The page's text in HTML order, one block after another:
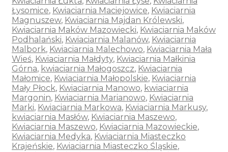
Łysomice, Kwiaciarnia Maciejowice, Kwiaciarnia
Magnuszew, Kwiaciarnia Majdan Królewski,
Kwiaciarnia Maków Mazowiecki, Kwiaciarnia Maków
Podhalański, Kwiaciarnia Malanów, Kwiaciarnia
Malbork, Kwiaciarnia Malechowo, Kwiaciarnia Mała
Wieś, Kwiaciarnia Małdyty, Kwiaciarnia Małkinia
Górna, kwiaciarnia Małogoszcz, Kwiaciarnia
Małomice, Kwiaciarnia Małopolskie, Kwiaciarnia
Mały Płock, Kwiaciarnia Manowo, kwiaciarnia
Margonin, Kwiaciarnia Marianowo, Kwiaciarnia
Marki, Kwiaciarnia Markowa, Kwiaciarnia Markusy,
kwiaciarnia Masłów, Kwiaciarnia Maszewo,
Kwiaciarnia Maszewo, Kwiaciarnia Mazowieckie,
Kwiaciarnia Medyka, Kwiaciarnia Miasteczko
Krajeńskie, Kwiaciarnia Miasteczko Śląskie,